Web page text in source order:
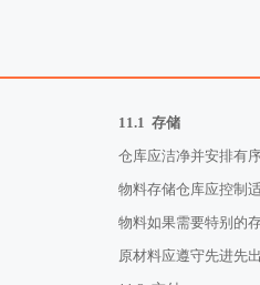
11.1 存储
仓库应洁净并安排有
物料存储仓库应控制
物料如果需要特别的
原材料应遵守先进先